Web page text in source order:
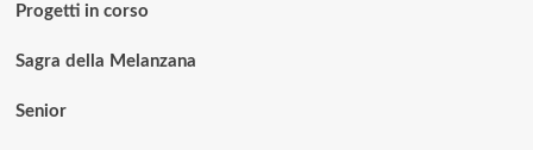
Progetti in corso
Sagra della Melanzana
Senior